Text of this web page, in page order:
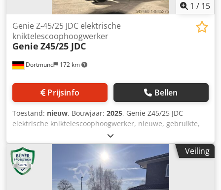
1 / 15
Dortmund 172 km
Genie Z-45/25 JDC elektrische
kniktelescoophoogwerker
Genie Z45/25 JDC
Prijsinfo Bellen
Toestand: nieuw, Bouwjaar: 2025, Genie Z45/25 JDC
elektrische kniktelescoophoogwerker, nieuwe, gebruikte,
demonstratiemachines beschikbaar Cjdpjrhkp Njfx Aafoha
Veiling